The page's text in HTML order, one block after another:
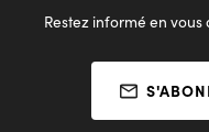
Restez informé en vous